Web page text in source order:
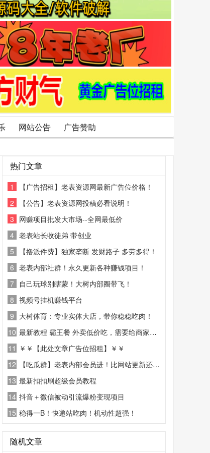
网站公告 广告赞助
热门文章
1
【广告招租】老表资源网最新广告位价格！
2
【公告】老表资源网投稿必看说明！
3 网赚项目批发大市场--全网最低价
4 老表站长收徒弟 带创业
5
【撸派件费】独家垄断 发财路子 多劳多得！
6 老表内部社群！永久更新各种赚钱项目！
7 自己玩球别瞎蒙！大树内部圈带飞！
8 视频号挂机赚钱平台
9 大树体育：专业实体大店，带你稳稳吃肉！
10 最新教程 霸王餐 外卖低价吃，需要给商家好评
11 ￥￥【此处文章广告位招租】￥￥
12
【吃瓜群】老表内部会员进！比网站更新还精彩！
13 最新扣扣刷超级会员教程
14 抖音＋微信被动引流爆粉变现项目
15 稳得一B！快递站吃肉！机动性超强！
随机文章